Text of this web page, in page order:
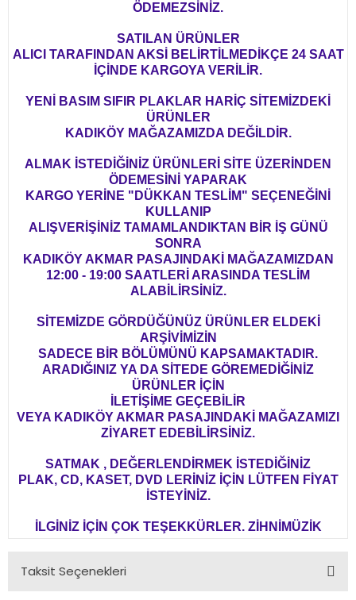
ÖDEMEZSİNİZ.
SATILAN ÜRÜNLER
ALICI TARAFINDAN AKSİ BELİRTİLMEDİKÇE 24 SAAT
İÇİNDE KARGOYA VERİLİR.
YENİ BASIM SIFIR PLAKLAR HARİÇ SİTEMİZDEKİ
ÜRÜNLER
KADIKÖY MAĞAZAMIZDA DEĞİLDİR.
ALMAK İSTEDİĞİNİZ ÜRÜNLERİ SİTE ÜZERİNDEN
ÖDEMESİNİ YAPARAK
KARGO YERİNE "DÜKKAN TESLİM" SEÇENEĞİNİ
KULLANIP
ALIŞVERİŞİNİZ TAMAMLANDIKTAN BİR İŞ GÜNÜ
SONRA
KADIKÖY AKMAR PASAJINDAKİ MAĞAZAMIZDAN
12:00 - 19:00 SAATLERİ ARASINDA TESLİM
ALABİLİRSİNİZ.
SİTEMİZDE GÖRDÜĞÜNÜZ ÜRÜNLER ELDEKİ
ARŞİVİMİZİN
SADECE BİR BÖLÜMÜNÜ KAPSAMAKTADIR.
ARADIĞINIZ YA DA SİTEDE GÖREMEDİĞİNİZ
ÜRÜNLER İÇİN
İLETİŞİME GEÇEBİLİR
VEYA KADIKÖY AKMAR PASAJINDAKİ MAĞAZAMIZI
ZİYARET EDEBİLİRSİNİZ.
SATMAK , DEĞERLENDİRMEK İSTEDİĞİNİZ
PLAK, CD, KASET, DVD LERİNİZ İÇİN LÜTFEN FİYAT
İSTEYİNİZ.
İLGİNİZ İÇİN ÇOK TEŞEKKÜRLER. ZİHNİMÜZİK
Taksit Seçenekleri